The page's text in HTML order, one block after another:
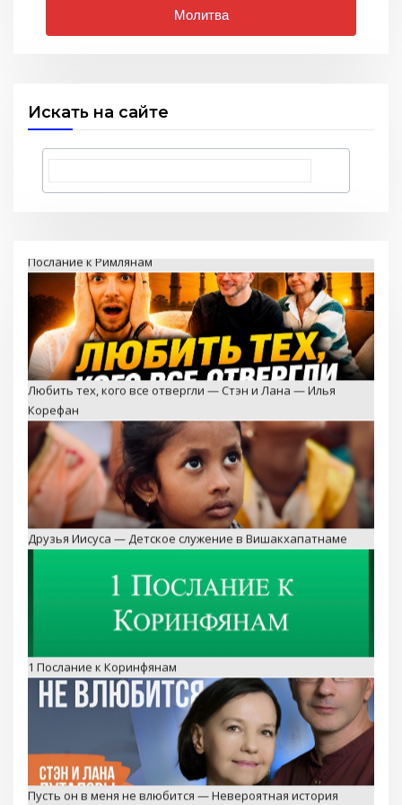
Молитва
Искать на сайте
Любить тех, кого все отвергли — Стэн и Лана — Илья
Корефан
Друзья Иисуса — Детское служение в Вишакхапатнаме
1 Послание к Коринфянам
Пусть он в меня не влюбится — Невероятная история